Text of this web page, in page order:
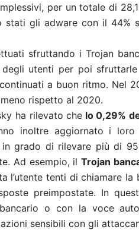
per un totale di
stati gli adware con il 44%
sfruttando i Trojan
utenti per poi
a buon ritmo. Nel
rispetto al 2020.
ha rilevato che lo 0,29%
inoltre aggiornato i loro
grado di rilevare più di
Ad esempio, ilTrojan
l’utente tenti di chiamare la
preimpostate. In
o con la voce
sensibili con gli